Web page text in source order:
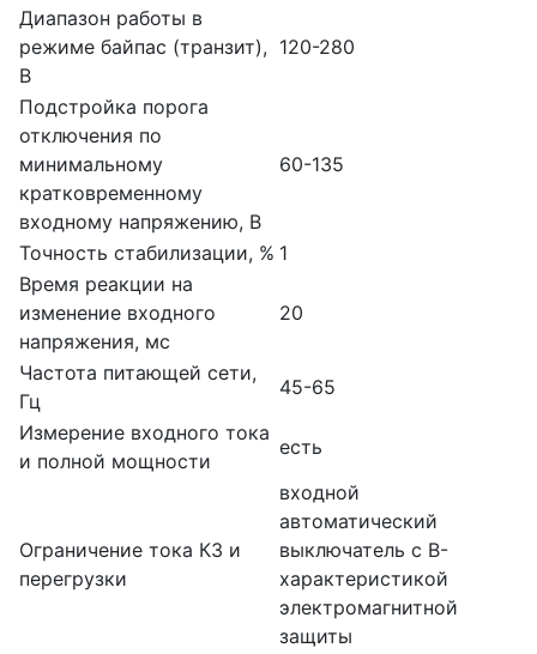
Диапазон работы в
режиме байпас (транзит),
В
120-280
Подстройка порога
отключения по
минимальному
кратковременному
входному напряжению, В
60-135
Точность стабилизации, % 1
Время реакции на
изменение входного
напряжения, мс
20
Частота питающей сети,
Гц
45-65
Измерение входного тока
и полной мощности
есть
Ограничение тока КЗ и
перегрузки
входной
автоматический
выключатель с B-
характеристикой
электромагнитной
защиты